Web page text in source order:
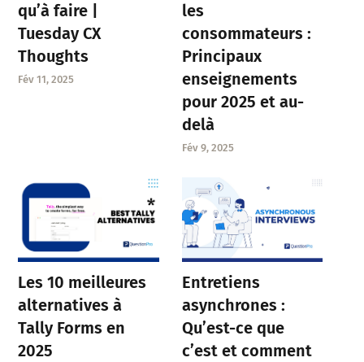
qu’à faire |
Tuesday CX
Thoughts
Fév 11, 2025
les
consommateurs :
Principaux
enseignements
pour 2025 et au-
delà
Fév 9, 2025
Les 10 meilleures
alternatives à
Tally Forms en
2025
Entretiens
asynchrones :
Qu’est-ce que
c’est et comment